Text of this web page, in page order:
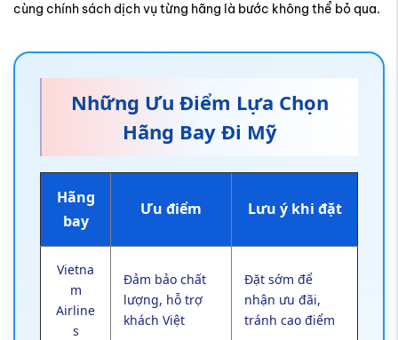
cùng chính sách dịch vụ từng hãng là bước không thể bỏ qua.
Những Ưu Điểm Lựa Chọn
Hãng Bay Đi Mỹ
Hãng
bay
Ưu điểm Lưu ý khi đặt
Vietna
m
Airline
s
Đảm bảo chất
lượng, hỗ trợ
khách Việt
Đặt sớm để
nhận ưu đãi,
tránh cao điểm